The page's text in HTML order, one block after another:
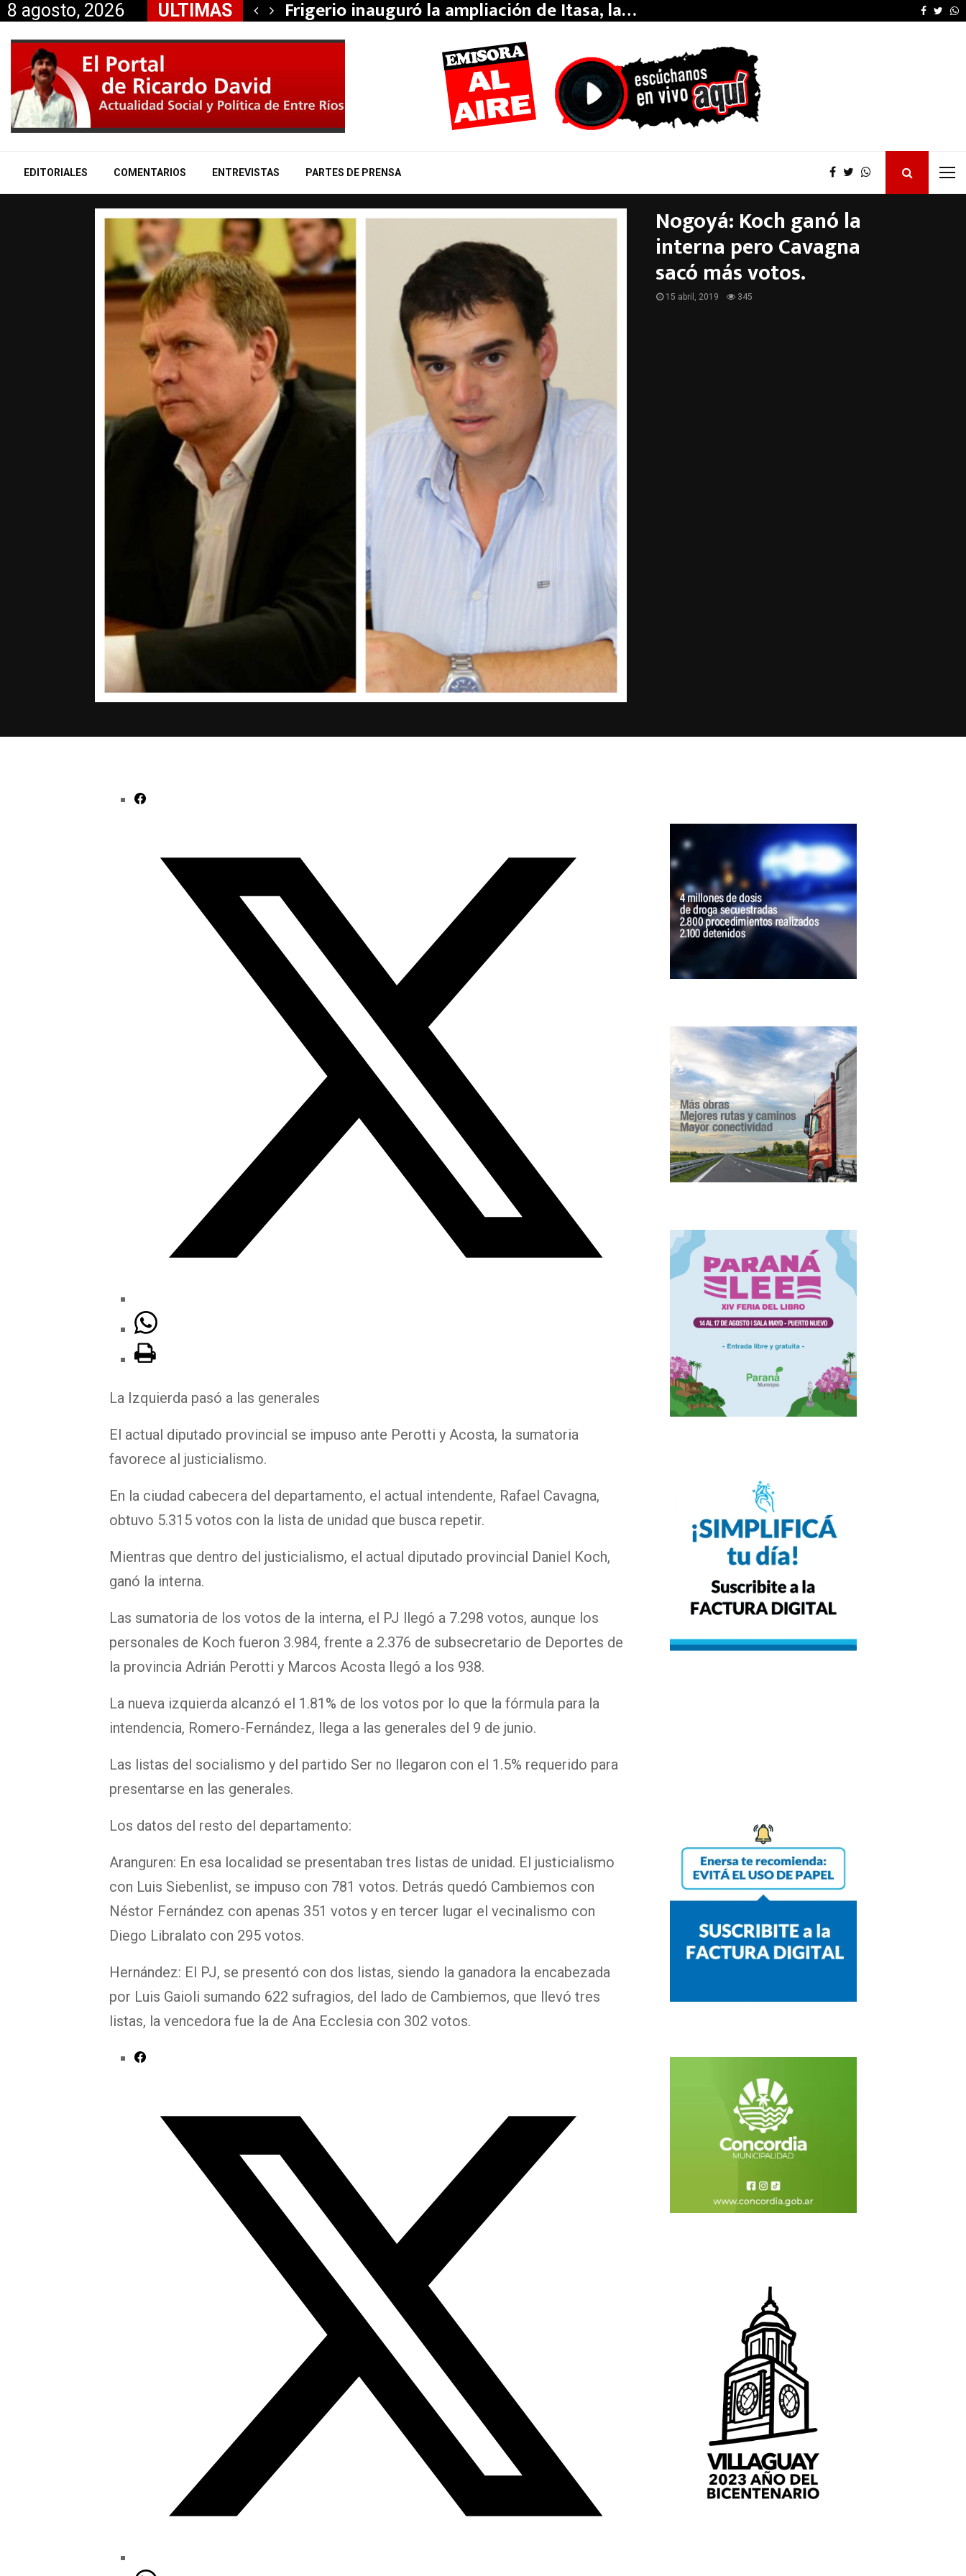
8 agosto, 2026 ULTIMAS
Miranda anunció… Frigerio inauguró la ampliación de Itasa, la… Furia de Patricia
EDITORIALES COMENTARIOS ENTREVISTAS PARTES DE PRENSA
Nogoyá: Koch ganó la
interna pero Cavagna
sacó más votos.
15 abril, 2019 345
La Izquierda pasó a las generales
El actual diputado provincial se impuso ante Perotti y Acosta, la sumatoria
favorece al justicialismo.
En la ciudad cabecera del departamento, el actual intendente, Rafael Cavagna,
obtuvo 5.315 votos con la lista de unidad que busca repetir.
Mientras que dentro del justicialismo, el actual diputado provincial Daniel Koch,
ganó la interna.
Las sumatoria de los votos de la interna, el PJ llegó a 7.298 votos, aunque los
personales de Koch fueron 3.984, frente a 2.376 de subsecretario de Deportes de
la provincia Adrián Perotti y Marcos Acosta llegó a los 938.
La nueva izquierda alcanzó el 1.81% de los votos por lo que la fórmula para la
intendencia, Romero-Fernández, llega a las generales del 9 de junio.
Las listas del socialismo y del partido Ser no llegaron con el 1.5% requerido para
presentarse en las generales.
Los datos del resto del departamento:
Aranguren: En esa localidad se presentaban tres listas de unidad. El justicialismo
con Luis Siebenlist, se impuso con 781 votos. Detrás quedó Cambiemos con
Néstor Fernández con apenas 351 votos y en tercer lugar el vecinalismo con
Diego Libralato con 295 votos.
Hernández: El PJ, se presentó con dos listas, siendo la ganadora la encabezada
por Luis Gaioli sumando 622 sufragios, del lado de Cambiemos, que llevó tres
listas, la vencedora fue la de Ana Ecclesia con 302 votos.